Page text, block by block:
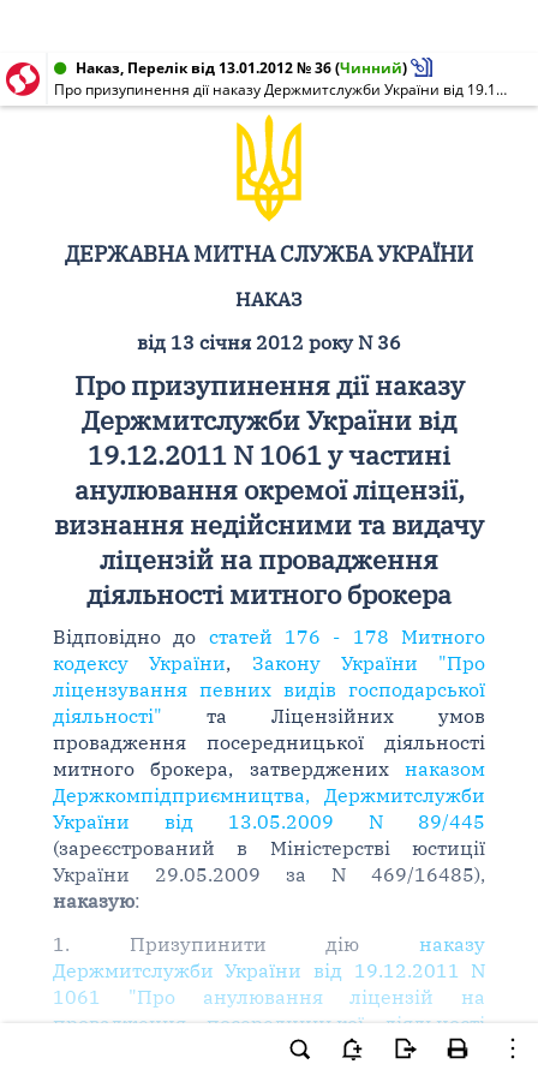
Наказ, Перелік від 13.01.2012 № 36(Чинний)
Про призупинення дії наказу Держмитслужби України від 19.12.2011 N 1061 у частині анулювання окремої ліцензії, визнання недійсними та видачу ліцензій на провадження діяльності митного брокера
ДЕРЖАВНА МИТНА СЛУЖБА УКРАЇНИ
НАКАЗ
від 13 січня 2012 року N 36
Про призупинення дії наказу
Держмитслужби України від
19.12.2011 N 1061 у частині
анулювання окремої ліцензії,
визнання недійсними та видачу
ліцензій на провадження
діяльності митного брокера
Відповідно до статей 176 - 178 Митного
кодексу України, Закону України "Про
ліцензування певних видів господарської
діяльності" та Ліцензійних умов
провадження посередницької діяльності
митного брокера, затвердженихнаказом
Держкомпідприємництва, Держмитслужби
України від 13.05.2009 N 89/445
(зареєстрований в Міністерстві юстиції
України 29.05.2009 за N 469/16485),
наказую:
1. Призупинити діюнаказу
Держмитслужби України від 19.12.2011 N
1061 "Про анулювання ліцензій на
провадження посередницької діяльності
у частині, що стосується